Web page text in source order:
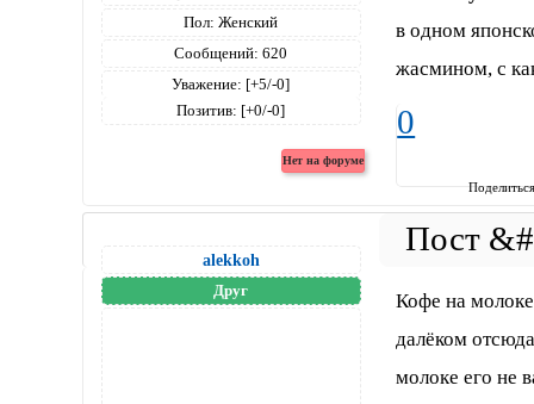
Пол: Женский
Сообщений: 620
Уважение: [+5/-0]
Позитив: [+0/-0]
в одном
жасмином, с
0
alekkoh
Друг
Кофе на
далёком
молоке его не